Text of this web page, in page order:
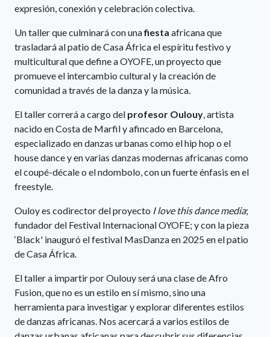
expresión, conexión y celebración colectiva.
Un taller que culminará con unafiesta africana que
trasladará al patio de Casa África el espíritu festivo y
multicultural que define a OYOFE, un proyecto que
promueve el intercambio cultural y la creación de
comunidad a través de la danza y la música.
El taller correrá a cargo del profesor Oulouy, artista
nacido en Costa de Marfil y afincado en Barcelona,
especializado en danzas urbanas como el hip hop o el
house dance y en varias danzas modernas africanas como
el coupé-décale o el ndombolo, con un fuerte énfasis en el
freestyle.
Ouloy es codirector del proyecto I love this dance media;
fundador del Festival Internacional OYOFE; y con la pieza
‘Black' inauguró el festival MasDanza en 2025 en el patio
de Casa África.
El taller a impartir por Oulouy será una clase de Afro
Fusion, que no es un estilo en sí mismo, sino una
herramienta para investigar y explorar diferentes estilos
de danzas africanas. Nos acercará a varios estilos de